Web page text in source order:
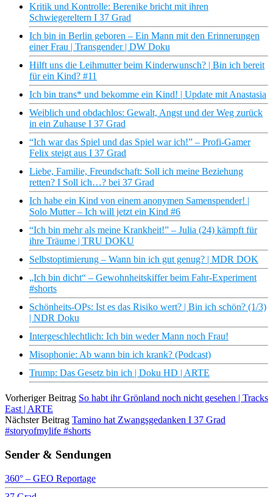
Kritik und Kontrolle: Berenike bricht mit ihren
Schwiegereltern I 37 Grad
Ich bin in Berlin geboren – Ein Mann mit den Erinnerungen
einer Frau | Transgender | DW Doku
Hilft uns die Leihmutter beim Kinderwunsch? | Bin ich bereit
für ein Kind? #11
Ich bin trans* und bekomme ein Kind! | Update mit Anastasia
Weiblich und obdachlos: Gewalt, Angst und der Weg zurück
in ein Zuhause I 37 Grad
“Ich war das Spiel und das Spiel war ich!” – Profi-Gamer
Felix steigt aus I 37 Grad
Liebe, Familie, Freundschaft: Soll ich meine Beziehung
retten? I Soll ich…? bei 37 Grad
Ich habe ein Kind von einem anonymen Samenspender! |
Solo Mutter – Ich will jetzt ein Kind #6
“Ich bin mehr als meine Krankheit!” – Julia (24) kämpft für
ihre Träume | TRU DOKU
Selbstoptimierung – Wann bin ich gut genug? | MDR DOK
„Ich bin dicht“ – Gewohnheitskiffer beim Fahr-Experiment
#shorts
Schönheits-OPs: Ist es das Risiko wert? | Bin ich schön? (1/3)
| NDR Doku
Intergeschlechtlich: Ich bin weder Mann noch Frau!
Misophonie: Ab wann bin ich krank? (Podcast)
Trump: Das Gesetz bin ich | Doku HD | ARTE
Vorheriger Beitrag So habt ihr Grönland noch nicht gesehen | Tracks
East | ARTE
Nächster Beitrag Tamino hat Zwangsgedanken I 37 Grad
#storyofmylife #shorts
Sender & Sendungen
360° – GEO Reportage